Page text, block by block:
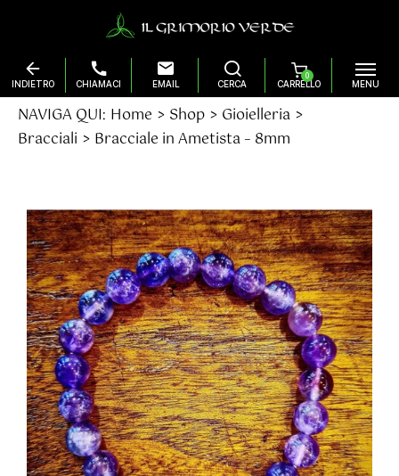
SaltaNAVIGA QUI: Home Shop
Gioielleria
Bracciali
Bracciale in Ametista – 8mm
0